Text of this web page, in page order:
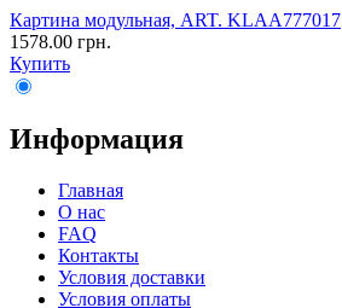
Картина модульная, ART. KLAA777017
1578.00 грн.
Купить
Информация
Главная
О нас
FAQ
Контакты
Условия доставки
Условия оплаты